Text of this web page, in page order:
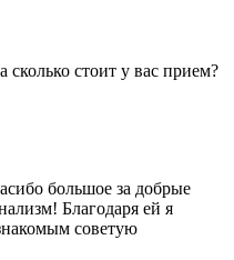
сколько стоит у вас прием?
большое за добрые
Благодаря ей я
советую